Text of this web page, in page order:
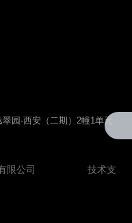
园-西安（二期）2幢1单元
科技有限公司 技术支